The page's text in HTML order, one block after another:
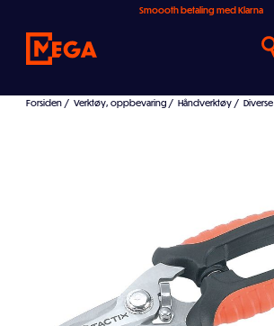
Smoooth betaling med Klarna
Forsiden / Verktøy, oppbevaring / Håndverktøy / Diverse